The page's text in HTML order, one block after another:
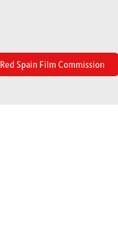
Red Spain Film Commission